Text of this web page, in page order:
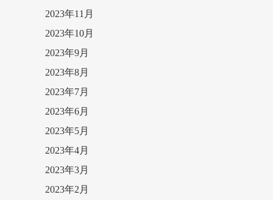
2023年11月
2023年10月
2023年9月
2023年8月
2023年7月
2023年6月
2023年5月
2023年4月
2023年3月
2023年2月